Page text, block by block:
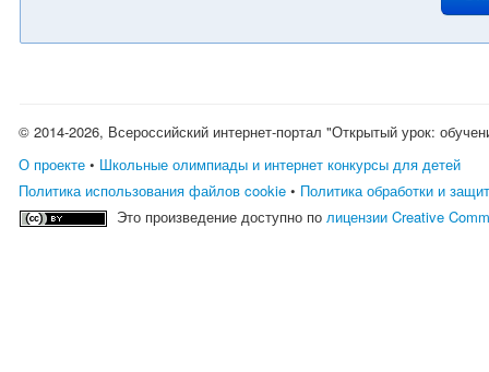
© 2014-2026, Всероссийский интернет-портал "Открытый урок:
О проекте • Школьные олимпиады и интернет конкурсы для детей
Политика использования файлов cookie • Политика обработки и
Это произведение доступно полицензии Creative